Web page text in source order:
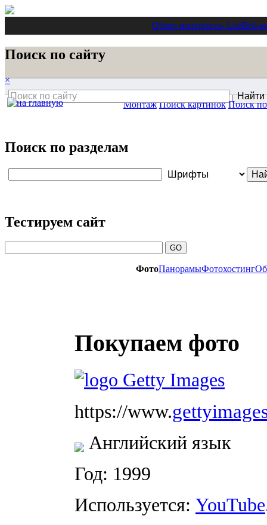
Обзор интернета- LiteВеб-
Поиск по сайту
×
Поиск по разделам
Тестируем сайт
ФотоПанорамыФотохостинг
Монтаж Поиск картинок Поиск
Покупаем фото
https://www.
Английский язык
Год: 1999
Используется: YouTube